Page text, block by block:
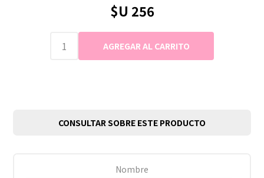
$U 256
CONSULTAR SOBRE ESTE PRODUCTO
Nombre